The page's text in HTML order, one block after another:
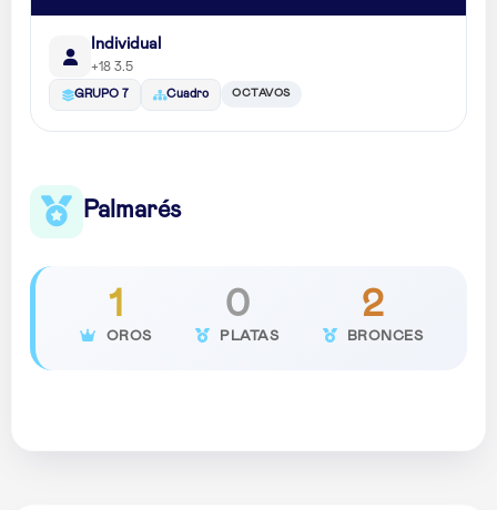
Individual
+18 3.5
GRUPO 7 Cuadro OCTAVOS
Palmarés
1
OROS
0
PLATAS
2
BRONCES